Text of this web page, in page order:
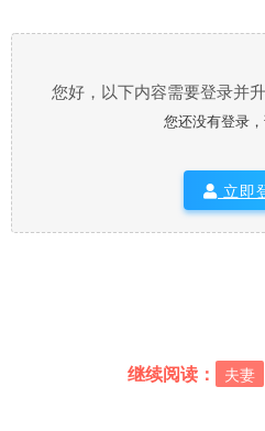
您好，以下内容需要登录并
您还没有登录
立即
继续阅读： 夫妻